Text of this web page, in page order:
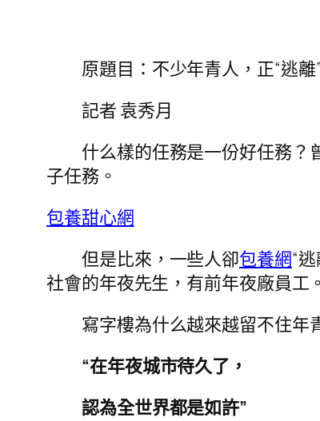
原題目：不少年青人，正“逃離
記者 袁秀月
什么樣的任務是一份好任務？
子任務。
包養甜心網
但是比來，一些人卻包養網“
社會的年夜先生，有前年夜廠員工
寫字樓為什么越來越留不住年
“在年夜城市待久了，
認為全世界都是如許”